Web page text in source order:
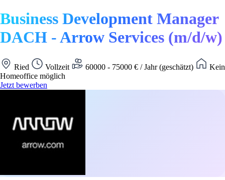
Business Development Manager
DACH - Arrow Services (m/d/w)
Ried Vollzeit 60000 - 75000 € / Jahr (geschätzt)
Kein
Homeoffice möglich
Jetzt bewerben